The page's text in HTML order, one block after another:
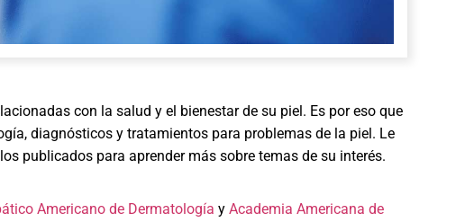
con la salud y el bienestar de su piel. Es por eso que
diagnósticos y tratamientos para problemas de la piel. Le
publicados para aprender más sobre temas de su interés.
Americano de Dermatología y Academia Americana de